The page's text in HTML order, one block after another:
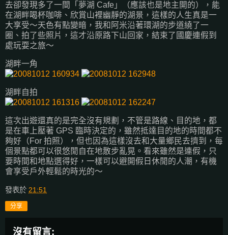
去卻發現多了一間「夢湖 Cafe」（應該也是地主開的），能
在湖畔喝杯咖啡、欣賞山裡幽靜的湖景，這樣的人生真是一
大享受～天色有點變暗，我和阿米沿著環湖的步道繞了一
圈、拍了些照片，這才沿原路下山回家，結束了國慶連假到
處玩耍之旅～
湖畔一角
湖畔自拍
這次出遊還真的是完全沒有規劃，不管是路線、目的地，都
是在車上壓著 GPS 臨時決定的，雖然抵達目的地的時間都不
夠好（For 拍照），但也因為這樣沒去和大量鄉民去擠到，每
個景點都可以很悠閒自在地散步亂晃。看來雖然是連假，只
要時間和地點選得好，一樣可以避開假日休閒的人潮，有機
會享受戶外輕鬆的時光的～
發表於 21:51
分享
沒有留言: